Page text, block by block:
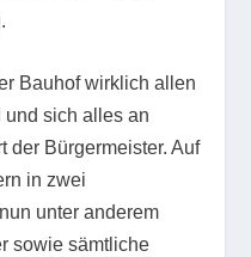
Bauhof wirklich allen
und sich alles an
der Bürgermeister. Auf
in zwei
unter anderem
sowie sämtliche